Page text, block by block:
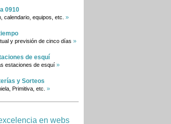
0910
calendario, equipos, etc. »
y previsión de cinco días »
de esquí
estaciones de esquí »
y Sorteos
Primitiva, etc. »